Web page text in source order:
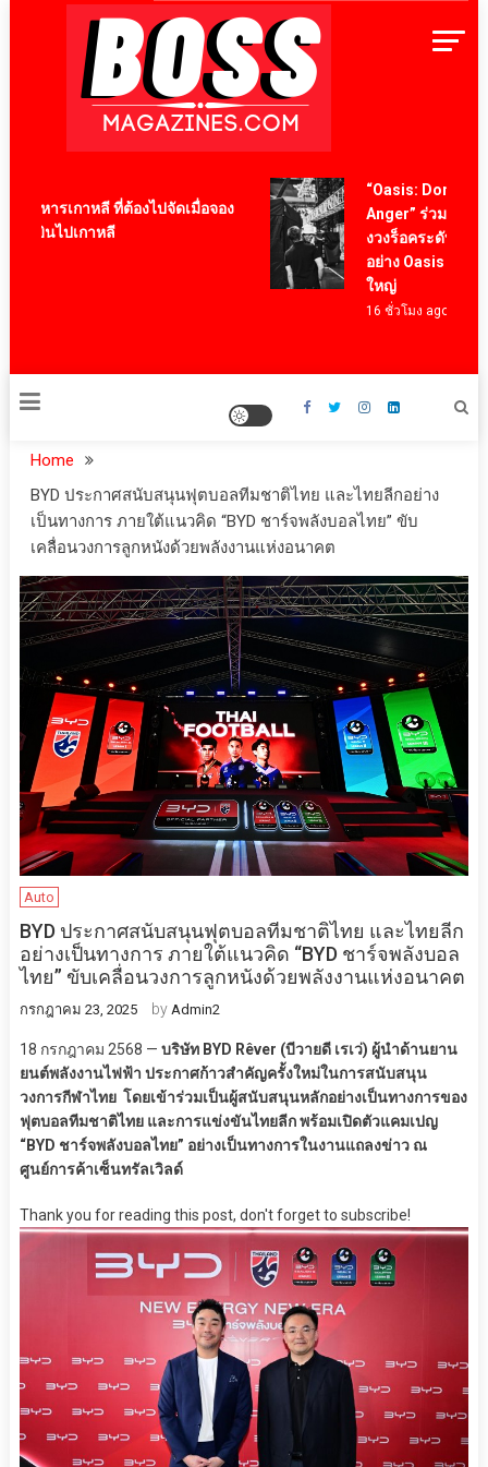
BossMagazinesThailand
าหารเกาหลี ที่ต้องไปจัดเมื่อจอง
งบินไปเกาหลี
“Oasis: Don’t Look
Anger” ร่วมเป็นสัก
งวงร็อคระดับโลกใ
อย่าง Oasis ผ่านภา
ใหญ่
16 ชั่วโมง ago
Home
BYD ประกาศสนับสนุนฟุตบอลทีมชาติไทย และไทยลีกอย่าง
เป็นทางการ ภายใต้แนวคิด “BYD ชาร์จพลังบอลไทย” ขับ
เคลื่อนวงการลูกหนังด้วยพลังงานแห่งอนาคต
Auto
BYD ประกาศสนับสนุนฟุตบอลทีมชาติไทย และไทยลีก
อย่างเป็นทางการ ภายใต้แนวคิด “BYD ชาร์จพลังบอล
ไทย” ขับเคลื่อนวงการลูกหนังด้วยพลังงานแห่งอนาคต
กรกฎาคม 23, 2025 by Admin2
18 กรกฎาคม 2568 — บริษัท BYD Rêver (บีวายดี เรเว่) ผู้นำด้านยาน
ยนต์พลังงานไฟฟ้า ประกาศก้าวสำคัญครั้งใหม่ในการสนับสนุน
วงการกีฬาไทย โดยเข้าร่วมเป็นผู้สนับสนุนหลักอย่างเป็นทางการของ
ฟุตบอลทีมชาติไทย และการแข่งขันไทยลีก พร้อมเปิดตัวแคมเปญ
“BYD ชาร์จพลังบอลไทย” อย่างเป็นทางการในงานแถลงข่าว ณ
ศูนย์การค้าเซ็นทรัลเวิลด์
Thank you for reading this post, don't forget to subscribe!